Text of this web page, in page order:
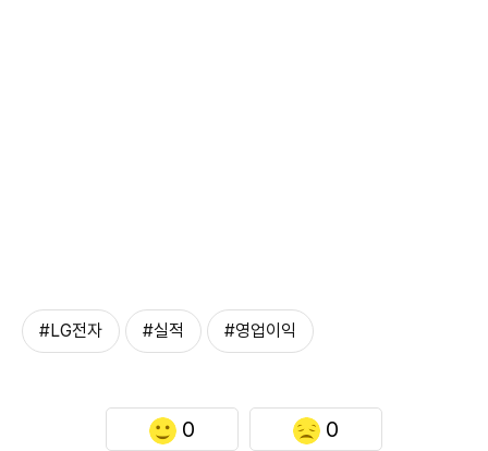
#LG전자 #실적 #영업이익
0 0